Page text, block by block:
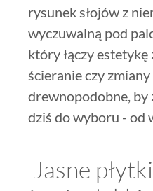
rysunek słojów z
wyczuwalną pod
który łączy
ścieranie czy
drewnopodobne, by
dziś do wyboru - od
Jasne